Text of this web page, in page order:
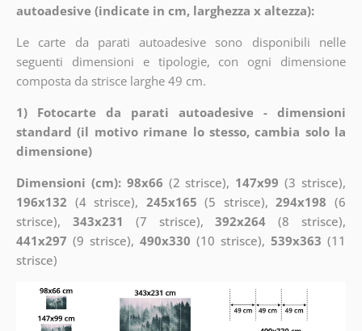
autoadesive (indicate in cm, larghezza x altezza):
Le carte da parati autoadesive sono disponibili nelle
seguenti dimensioni e tipologie, con ogni dimensione
composta da strisce larghe 49 cm.
1) Fotocarte da parati autoadesive - dimensioni
standard (il motivo rimane lo stesso, cambia solo la
dimensione)
Dimensioni (cm): 98x66 (2 strisce), 147x99 (3 strisce),
196x132 (4 strisce), 245x165 (5 strisce),294x198 (6
strisce), 343x231 (7 strisce),392x264 (8 strisce),
441x297 (9 strisce), 490x330 (10 strisce),539x363 (11
strisce)